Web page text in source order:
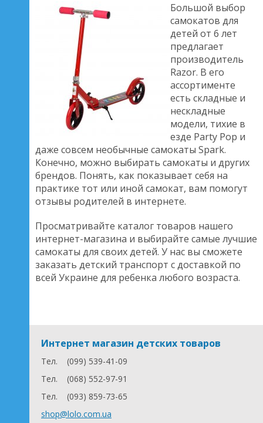
Большой выбор
самокатов для
детей от 6 лет
предлагает
производитель
Razor. В его
ассортименте
есть складные и
нескладные
модели, тихие в
езде Party Pop и
даже совсем необычные самокаты Spark.
Конечно, можно выбирать самокаты и других
брендов. Понять, как показывает себя на
практике тот или иной самокат, вам помогут
отзывы родителей в интернете.
Просматривайте каталог товаров нашего
интернет-магазина и выбирайте самые лучшие
самокаты для своих детей. У нас вы сможете
заказать детский транспорт с доставкой по
всей Украине для ребенка любого возраста.
Интернет магазин детских товаров
Тел.
(099) 539-41-09
Тел.
(068) 552-97-91
Тел.
(093) 859-73-65
shop@lolo.com.ua